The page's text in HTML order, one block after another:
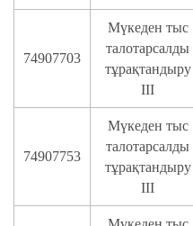
74907703
Мүкеден тыс
талотарсалды
тұрақтандыру
III
74907753
Мүкеден тыс
талотарсалды
тұрақтандыру
III